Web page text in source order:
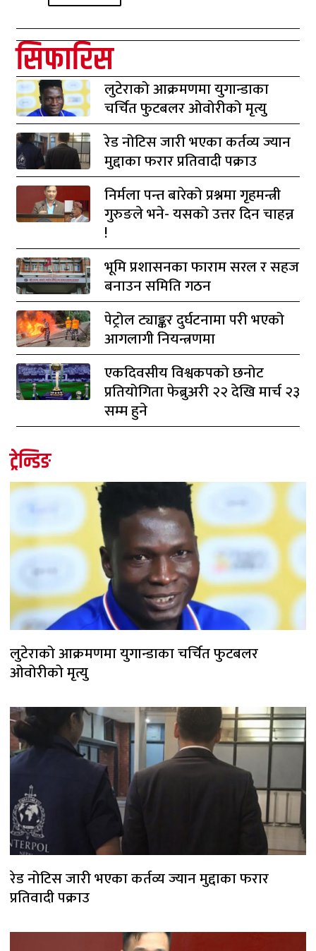
सिफारिस
लुटेराको आक्रमणमा युगान्डाका
चर्चित फुटबलर ओवोरीको मृत्यु
रेड नोटिस जारी भएका कर्तव्य ज्यान
मुद्दाका फरार प्रतिवादी पक्राउ
निर्मला पन्त बारेको प्रश्नमा गृहमन्त्री
गुरुङले भने- यसको उत्तर दिन चाहन्न
!
भूमि प्रशासनका फाराम सरल र सहज
बनाउन समिति गठन
पेट्रोल ट्याङ्कर दुर्घटनामा परी भएको
आगलागी नियन्त्रणमा
एकदिवसीय विश्वकपको छनोट
प्रतियोगिता फेब्रुअरी २२ देखि मार्च २३
सम्म हुने
ट्रेन्डिङ
लुटेराको आक्रमणमा युगान्डाका चर्चित फुटबलर
ओवोरीको मृत्यु
रेड नोटिस जारी भएका कर्तव्य ज्यान मुद्दाका फरार
प्रतिवादी पक्राउ